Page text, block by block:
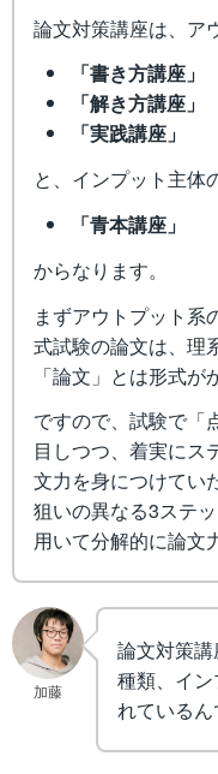
論文対策講座は、ア
「書き方講座」
「解き方講座」
「実践講座」
と、インプット主体
「青本講座」
からなります。
まずアウトプット系
式試験の論文は、理
「論文」とは形式が
ですので、試験で「
目しつつ、着実にス
文力を身につけてい
狙いの異なる3ステ
用いて分解的に論文
加藤
論文対策
種類、イ
れているん